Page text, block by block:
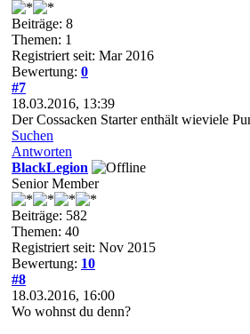
Beiträge: 8
Themen: 1
Registriert seit: Mar 2016
Bewertung: 0
#7
18.03.2016, 13:39
Der Cossacken Starter enthält wieviele
Suchen
Antworten
BlackLegion
Senior Member
Beiträge: 582
Themen: 40
Registriert seit: Nov 2015
Bewertung: 10
#8
18.03.2016, 16:00
Wo wohnst du denn?